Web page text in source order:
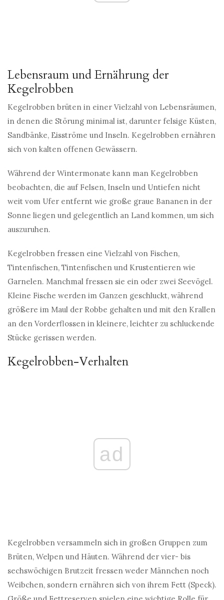
Lebensraum und Ernährung der
Kegelrobben
Kegelrobben brüten in einer Vielzahl von Lebensräumen,
in denen die Störung minimal ist, darunter felsige Küsten,
Sandbänke, Eisströme und Inseln. Kegelrobben ernähren
sich von kalten offenen Gewässern.
Während der Wintermonate kann man Kegelrobben
beobachten, die auf Felsen, Inseln und Untiefen nicht
weit vom Ufer entfernt wie große graue Bananen in der
Sonne liegen und gelegentlich an Land kommen, um sich
auszuruhen.
Kegelrobben fressen eine Vielzahl von Fischen,
Tintenfischen, Tintenfischen und Krustentieren wie
Garnelen. Manchmal fressen sie ein oder zwei Seevögel.
Kleine Fische werden im Ganzen geschluckt, während
größere im Maul der Robbe gehalten und mit den Krallen
an den Vorderflossen in kleinere, leichter zu schluckende
Stücke gerissen werden.
Kegelrobben-Verhalten
ad
Kegelrobben versammeln sich in großen Gruppen zum
Brüten, Welpen und Häuten. Während der vier- bis
sechswöchigen Brutzeit fressen weder Männchen noch
Weibchen, sondern ernähren sich von ihrem Fett (Speck).